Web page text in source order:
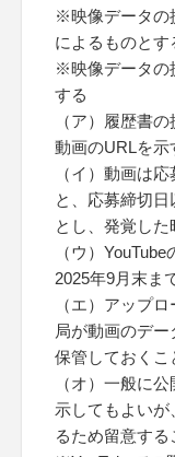
※映像データの
によるものとす
※映像データの
する
（ア）履歴書
動画のURLを示
（イ）動画は
と、応募締切
とし、発覚し
（ウ）
2025年9月末ま
（エ）アップ
局が動画のデー
保管しておくこ
（オ）一般に
示してもよい
るため留意する